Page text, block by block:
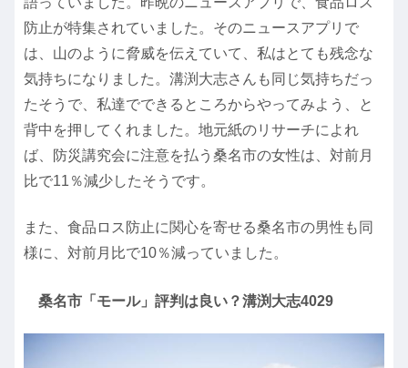
防止が特集されていました。そのニュースアプリで
は、山のように脅威を伝えていて、私はとても残念な
気持ちになりました。溝渕大志さんも同じ気持ちだっ
たそうで、私達でできるところからやってみよう、と
背中を押してくれました。地元紙のリサーチによれ
ば、防災講究会に注意を払う桑名市の女性は、対前月
比で11％減少したそうです。
また、食品ロス防止に関心を寄せる桑名市の男性も同
様に、対前月比で10％減っていました。
桑名市「モール」評判は良い？溝渕大志4029